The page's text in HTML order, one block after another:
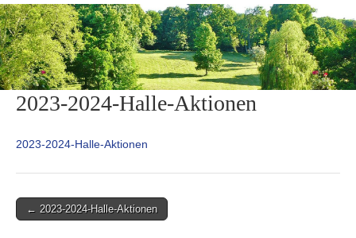
TC Hockenheim
2023-2024-Halle-Aktionen
2023-2024-Halle-Aktionen
Post← 2023-2024-Halle-Aktionen